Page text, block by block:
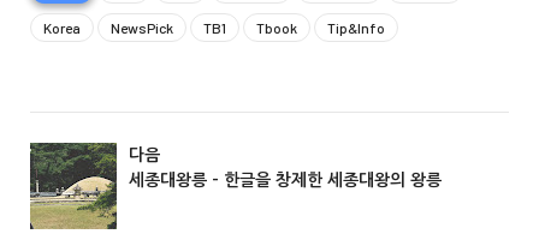
Korea NewsPick TB1 Tbook Tip&Info
다음
세종대왕릉 - 한글을 창제한 세종대왕의 왕릉